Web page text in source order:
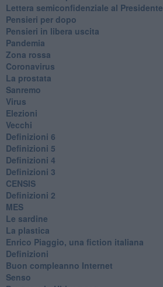
Lettera semiconfidenziale al Presidente
Pensieri per dopo
​Pensieri in libera uscita
Pandemia
Zona rossa
Coronavirus
La prostata
Sanremo
Virus
Elezioni
Vecchi
Definizioni 6
Definizioni 5
Definizioni 4
Definizioni 3
CENSIS
​Definizioni 2
MES
Le sardine
La plastica
​Enrico Piaggio, una fiction italiana
Definizioni
​Buon compleanno Internet
Senso